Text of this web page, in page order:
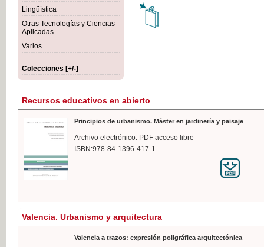
Lingüística
Otras Tecnologías y Ciencias
Aplicadas
Varios
Colecciones [+/-]
Recursos educativos en abierto
Principios de urbanismo. Máster en jardinería y paisaje
Archivo electrónico. PDF acceso libre
ISBN:978-84-1396-417-1
Valencia. Urbanismo y arquitectura
Valencia a trazos: expresión poligráfica arquitectónica